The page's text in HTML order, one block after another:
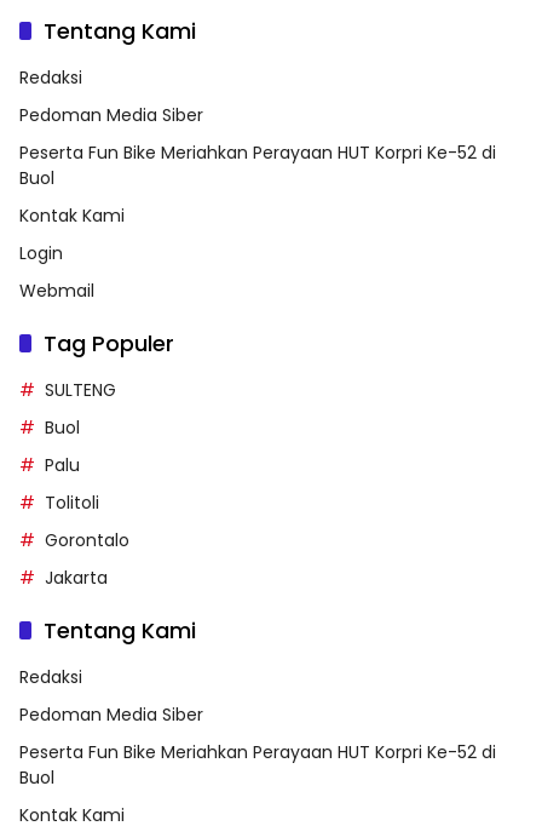
Tentang Kami
Redaksi
Pedoman Media Siber
Peserta Fun Bike Meriahkan Perayaan HUT Korpri Ke-52 di
Buol
Kontak Kami
Login
Webmail
Tag Populer
SULTENG
Buol
Palu
Tolitoli
Gorontalo
Jakarta
Tentang Kami
Redaksi
Pedoman Media Siber
Peserta Fun Bike Meriahkan Perayaan HUT Korpri Ke-52 di
Buol
Kontak Kami